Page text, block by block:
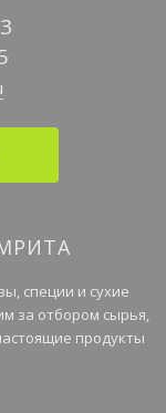
специи и сухие
за отбором сырья,
продукты